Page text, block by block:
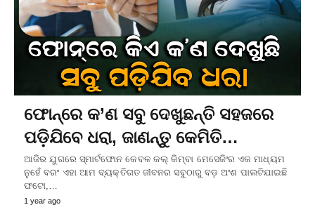
ଫୋନ୍‌ରେ କ’ଣ ସବୁ ଦେଖୁଛନ୍ତି ସହଜରେ
ପଡ଼ିଯିବେ ଧରା, ଜାଣନ୍ତୁ କେମିତି…
ଆଜିର ଯୁଗରେ ସ୍ମାର୍ଟଫୋନ କେବଳ କଲ୍‌ କିମ୍ବା ମେସେଜିଂର ଏକ ମାଧ୍ୟମ
ନୁହେଁ ବରଂ ଏହା ଆମ ବ୍ୟକ୍ତିଗତ ଜୀବନର ସବୁଠାରୁ ବଡ଼ ଅଂଶ ପାଲଟିଯାଇଛି
ଫଟୋ,…
1 year ago